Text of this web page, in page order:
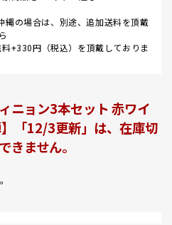
の場合は、別途、追加送料を頂戴
+330円（税込）を頂戴しておりま
ニョン3本セット 赤ワイ
「12/3更新」は、在庫切
きません。